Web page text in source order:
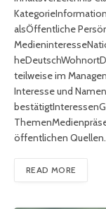
alsÖffentliche
teilweise im
Interesse und
öffentlichen
READ MORE